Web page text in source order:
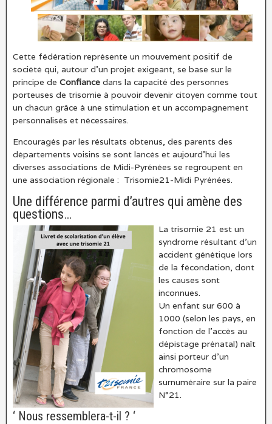
Cette fédération représente un mouvement positif de
société qui, autour d’un projet exigeant, se base sur le
principe de Confiance dans la capacité des personnes
porteuses de trisomie à pouvoir devenir citoyen comme tout
un chacun grâce à une stimulation et un accompagnement
personnalisés et nécessaires.
Encouragés par les résultats obtenus, des parents des
départements voisins se sont lancés et aujourd’hui les
diverses associations de Midi-Pyrénées se regroupent en
une association régionale : Trisomie21-Midi Pyrénées.
Une différence parmi d’autres qui amène des
questions…
La trisomie 21 est un
syndrome résultant d’un
accident génétique lors
de la fécondation, dont
les causes sont
inconnues.
Un enfant sur 600 à
1000 (selon les pays, en
fonction de l’accès au
dépistage prénatal) naît
ainsi porteur d’un
chromosome
surnuméraire sur la paire
N°21.
‘ Nous ressemblera-t-il ? ‘